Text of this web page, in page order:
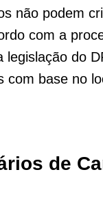
não podem
com a
do
com base no
de